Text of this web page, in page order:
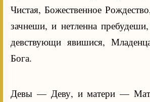
Чистая, Божественное
зачнеши, и нетленна
девствующи явишися,
Бога.
Девы — Деву, и матери —